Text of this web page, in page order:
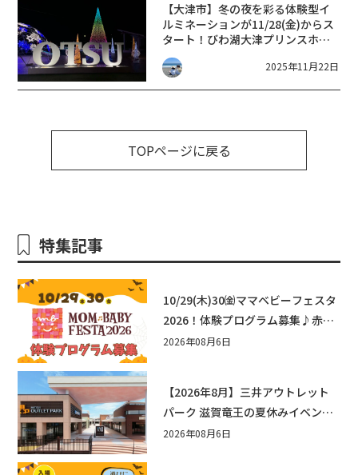
【大津市】冬の夜を彩る体験型イ
ルミネーションが11/28(金)からス
タート！びわ湖大津プリンスホテ
ルで楽しむ光の世界⭐︎ 2025‐2026
2025年11月22日
TOPページに戻る
特集記事
10/29(木)30㈮ママベビーフェスタ
2026！体験プログラム募集♪赤ち
ゃん向けイベントに出演しません
2026年08月6日
【2026年8月】三井アウトレット
パーク 滋賀竜王の夏休みイベント
まとめ！びしょぬれ水あそび・激
2026年08月6日